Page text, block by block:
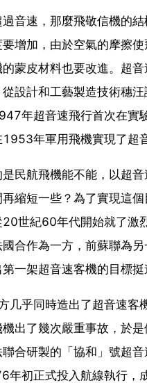
音速，那麼飛敬信機的結
增加，由於空氣的摩擦
蒙皮材料也要改進。超
設計和工藝製造技術穗
年超音速飛行首次在實
年軍用飛機實現了超
民航飛機能不能，以超
縮短一些？為了實現這
世紀60年代開始就了激
合作為一方，前蘇聯為
一架超音速客機的目標挺
几乎同時造出了超音速客
出了幾次嚴重事故，於
合研製的「協和」號超
年初正式投入航線執行，